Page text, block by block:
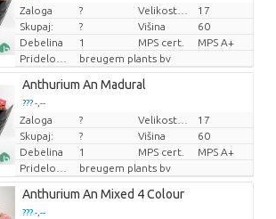
Cena za kos
Zaloga ?
17
Skupaj:
? Višina
60
Debelina
1 MPS cert.
MPS A+
breugem plants bv
Anthurium An Madural
??? -,--
Cena za kos
Zaloga ?
17
Skupaj:
? Višina
60
Debelina
1 MPS cert.
MPS A+
breugem plants bv
Anthurium An Mixed 4 Colour
??? -,--